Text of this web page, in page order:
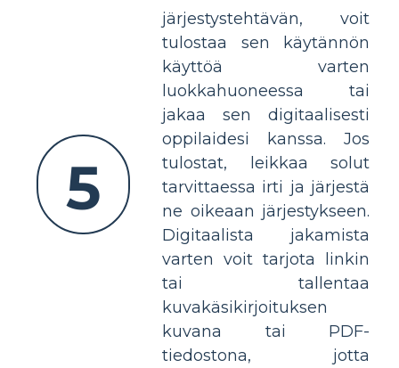
5
järjestystehtävän, voit
tulostaa sen käytännön
käyttöä varten
luokkahuoneessa tai
jakaa sen digitaalisesti
oppilaidesi kanssa. Jos
tulostat, leikkaa solut
tarvittaessa irti ja järjestä
ne oikeaan järjestykseen.
Digitaalista jakamista
varten voit tarjota linkin
tai tallentaa
kuvakäsikirjoituksen
kuvana tai PDF-
tiedostona, jotta